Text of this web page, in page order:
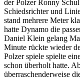
der Polzer Ronny
Schiedsrichter und
stand mehrere Meter
hatte Dynamo die
Daniel Klein gelang
Minute rückte wieder
Polzer spiele spielte
schon überholt hatte.
überraschenderweise